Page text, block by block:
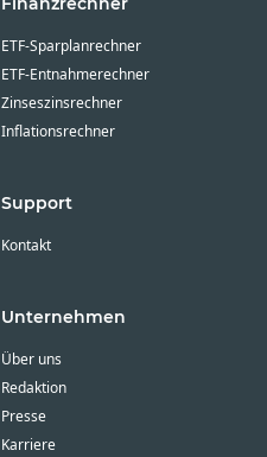
ETF-Sparplanrechner
ETF-Entnahmerechner
Zinseszinsrechner
Inflationsrechner
Support
Kontakt
Unternehmen
Über uns
Redaktion
Presse
Karriere